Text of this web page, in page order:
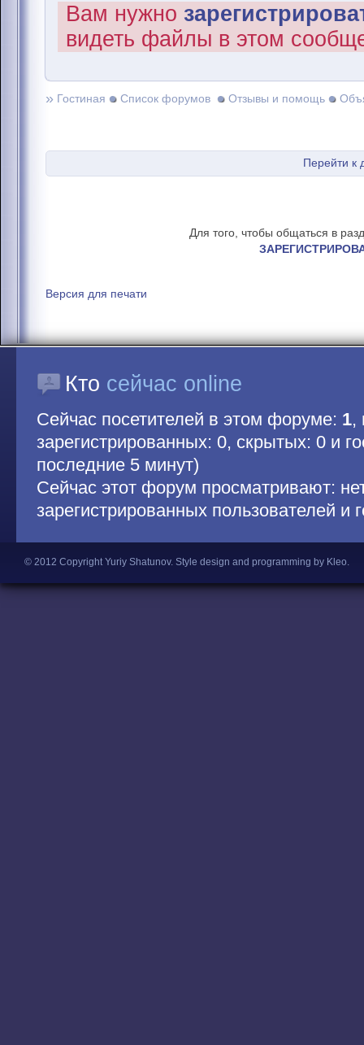
Вам нужно
видеть файлы в этом
» Гостиная Список форумов Отзывы и помощь
Перейти к
Для того, чтобы общаться в
Версия для печати
Кто сейчас online
Сейчас посетителей в этом форуме: 1,
зарегистрированных: 0, скрытых: 0 и
последние 5 минут)
Сейчас этот форум просматривают:
зарегистрированных пользователей и
© 2012 Copyright Yuriy Shatunov. Style design and programming by Kleo.